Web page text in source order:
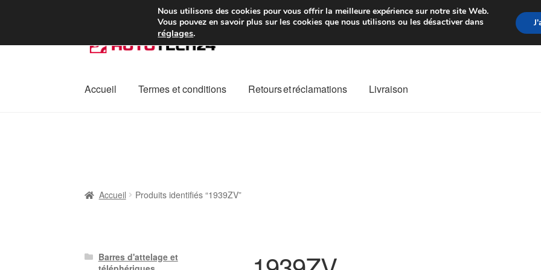
Colissimo livraison à partir de 7 EUR Du lundi au
à
navigation
au
Accueil Termes et conditions Retours et réclamations Livraison
Accueil Produits identifiés “1939ZV”
Barres d'attelage et
Nous utilisons des cookies pour vous offrir la meilleure expérience sur notre site Web.
Vous pouvez en savoir plus sur les cookies que nous utilisons ou les désactiver dans
réglages.